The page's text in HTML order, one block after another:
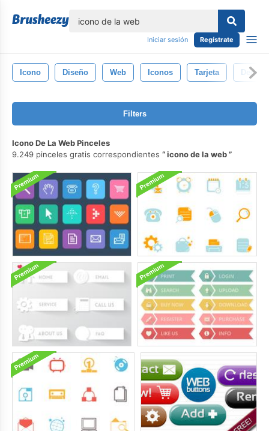
Iniciar sesión Regístrate
Icono Diseño Web Iconos Tarjeta
Filters
Icono De La Web Pinceles
9.249 pinceles gratis correspondientes
icono de la web